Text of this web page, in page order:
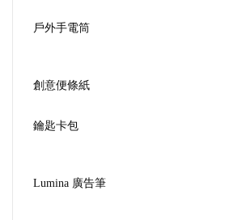
戶外手電筒
創意便條紙
鑰匙卡包
Lumina 廣告筆